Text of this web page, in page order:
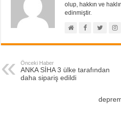
olup, hakkın ve
edinmiştir.
Önceki Haber
ANKA SİHA 3 ülke tarafından
daha sipariş edildi